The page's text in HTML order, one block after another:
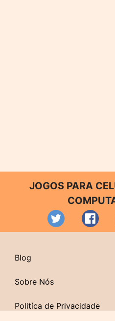
JOGOS PARA
Blog
Sobre Nós
Politíca de Privacidade